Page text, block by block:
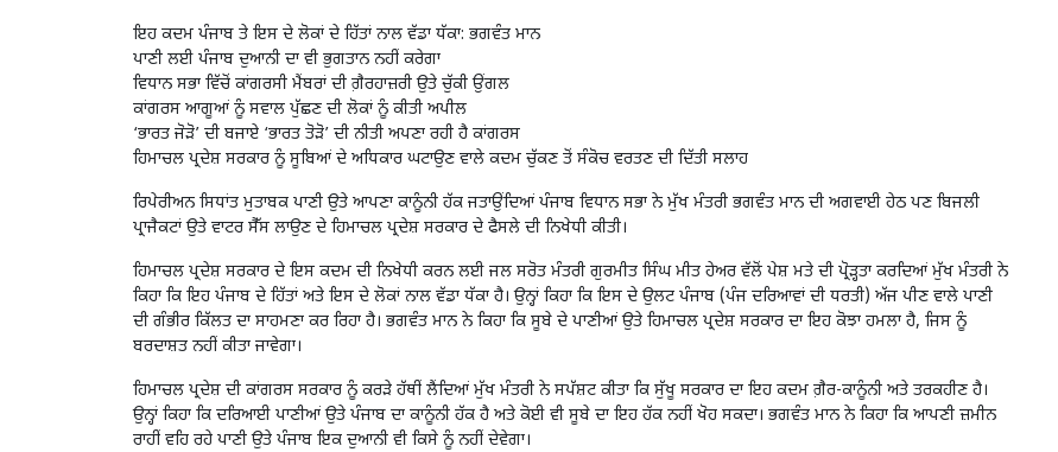
ਇਹ ਕਦਮ ਪੰਜਾਬ ਤੇ ਇਸ ਦੇ ਲੋਕਾਂ ਦੇ ਹਿੱਤਾਂ ਨਾਲ ਵੱਡਾ ਧੱਕਾ: ਭਗਵੰਤ ਮਾਨ
ਪਾਣੀ ਲਈ ਪੰਜਾਬ ਦੁਆਨੀ ਦਾ ਵੀ ਭੁਗਤਾਨ ਨਹੀਂ ਕਰੇਗਾ
ਵਿਧਾਨ ਸਭਾ ਵਿੱਚੋਂ ਕਾਂਗਰਸੀ ਮੈਂਬਰਾਂ ਦੀ ਗ਼ੈਰਹਾਜ਼ਰੀ ਉਤੇ ਚੁੱਕੀ ਉਂਗਲ
ਕਾਂਗਰਸ ਆਗੂਆਂ ਨੂੰ ਸਵਾਲ ਪੁੱਛਣ ਦੀ ਲੋਕਾਂ ਨੂੰ ਕੀਤੀ ਅਪੀਲ
‘ਭਾਰਤ ਜੋੜੋ’ ਦੀ ਬਜਾਏ ‘ਭਾਰਤ ਤੋੜੋ’ ਦੀ ਨੀਤੀ ਅਪਣਾ ਰਹੀ ਹੈ ਕਾਂਗਰਸ
ਹਿਮਾਚਲ ਪ੍ਰਦੇਸ਼ ਸਰਕਾਰ ਨੂੰ ਸੂਬਿਆਂ ਦੇ ਅਧਿਕਾਰ ਘਟਾਉਣ ਵਾਲੇ ਕਦਮ ਚੁੱਕਣ ਤੋਂ ਸੰਕੋਚ ਵਰਤਣ ਦੀ ਦਿੱਤੀ ਸਲਾਹ
ਰਿਪੇਰੀਅਨ ਸਿਧਾਂਤ ਮੁਤਾਬਕ ਪਾਣੀ ਉਤੇ ਆਪਣਾ ਕਾਨੂੰਨੀ ਹੱਕ ਜਤਾਉਂਦਿਆਂ ਪੰਜਾਬ ਵਿਧਾਨ ਸਭਾ ਨੇ ਮੁੱਖ ਮੰਤਰੀ ਭਗਵੰਤ ਮਾਨ ਦੀ ਅਗਵਾਈ ਹੇਠ ਪਣ ਬਿਜਲੀ
ਪ੍ਰਾਜੈਕਟਾਂ ਉਤੇ ਵਾਟਰ ਸੈੱਸ ਲਾਉਣ ਦੇ ਹਿਮਾਚਲ ਪ੍ਰਦੇਸ਼ ਸਰਕਾਰ ਦੇ ਫੈਸਲੇ ਦੀ ਨਿਖੇਧੀ ਕੀਤੀ।
ਹਿਮਾਚਲ ਪ੍ਰਦੇਸ਼ ਸਰਕਾਰ ਦੇ ਇਸ ਕਦਮ ਦੀ ਨਿਖੇਧੀ ਕਰਨ ਲਈ ਜਲ ਸਰੋਤ ਮੰਤਰੀ ਗੁਰਮੀਤ ਸਿੰਘ ਮੀਤ ਹੇਅਰ ਵੱਲੋਂ ਪੇਸ਼ ਮਤੇ ਦੀ ਪ੍ਰੋੜ੍ਹਤਾ ਕਰਦਿਆਂ ਮੁੱਖ ਮੰਤਰੀ ਨੇ
ਕਿਹਾ ਕਿ ਇਹ ਪੰਜਾਬ ਦੇ ਹਿੱਤਾਂ ਅਤੇ ਇਸ ਦੇ ਲੋਕਾਂ ਨਾਲ ਵੱਡਾ ਧੱਕਾ ਹੈ। ਉਨ੍ਹਾਂ ਕਿਹਾ ਕਿ ਇਸ ਦੇ ਉਲਟ ਪੰਜਾਬ (ਪੰਜ ਦਰਿਆਵਾਂ ਦੀ ਧਰਤੀ) ਅੱਜ ਪੀਣ ਵਾਲੇ ਪਾਣੀ
ਦੀ ਗੰਭੀਰ ਕਿੱਲਤ ਦਾ ਸਾਹਮਣਾ ਕਰ ਰਿਹਾ ਹੈ। ਭਗਵੰਤ ਮਾਨ ਨੇ ਕਿਹਾ ਕਿ ਸੂਬੇ ਦੇ ਪਾਣੀਆਂ ਉਤੇ ਹਿਮਾਚਲ ਪ੍ਰਦੇਸ਼ ਸਰਕਾਰ ਦਾ ਇਹ ਕੋਝਾ ਹਮਲਾ ਹੈ, ਜਿਸ ਨੂੰ
ਬਰਦਾਸ਼ਤ ਨਹੀਂ ਕੀਤਾ ਜਾਵੇਗਾ।
ਹਿਮਾਚਲ ਪ੍ਰਦੇਸ਼ ਦੀ ਕਾਂਗਰਸ ਸਰਕਾਰ ਨੂੰ ਕਰੜੇ ਹੱਥੀਂ ਲੈਂਦਿਆਂ ਮੁੱਖ ਮੰਤਰੀ ਨੇ ਸਪੱਸ਼ਟ ਕੀਤਾ ਕਿ ਸੁੱਖੂ ਸਰਕਾਰ ਦਾ ਇਹ ਕਦਮ ਗ਼ੈਰ-ਕਾਨੂੰਨੀ ਅਤੇ ਤਰਕਹੀਣ ਹੈ।
ਉਨ੍ਹਾਂ ਕਿਹਾ ਕਿ ਦਰਿਆਈ ਪਾਣੀਆਂ ਉਤੇ ਪੰਜਾਬ ਦਾ ਕਾਨੂੰਨੀ ਹੱਕ ਹੈ ਅਤੇ ਕੋਈ ਵੀ ਸੂਬੇ ਦਾ ਇਹ ਹੱਕ ਨਹੀਂ ਖੋਹ ਸਕਦਾ। ਭਗਵੰਤ ਮਾਨ ਨੇ ਕਿਹਾ ਕਿ ਆਪਣੀ ਜ਼ਮੀਨ
ਰਾਹੀਂ ਵਹਿ ਰਹੇ ਪਾਣੀ ਉਤੇ ਪੰਜਾਬ ਇਕ ਦੁਆਨੀ ਵੀ ਕਿਸੇ ਨੂੰ ਨਹੀਂ ਦੇਵੇਗਾ।